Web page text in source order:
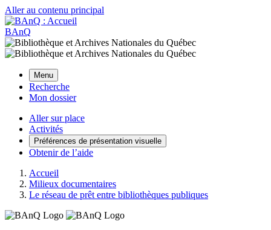
Aller au contenu principal
BAnQ
Menu
Recherche
Mon dossier
Aller sur place
Activités
Préférences de présentation visuelle
Obtenir de l’aide
Accueil
Milieux documentaires
Le réseau de prêt entre bibliothèques publiques